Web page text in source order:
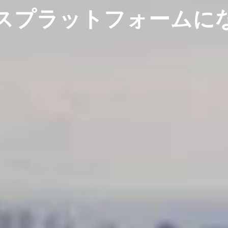
プラットフォームに